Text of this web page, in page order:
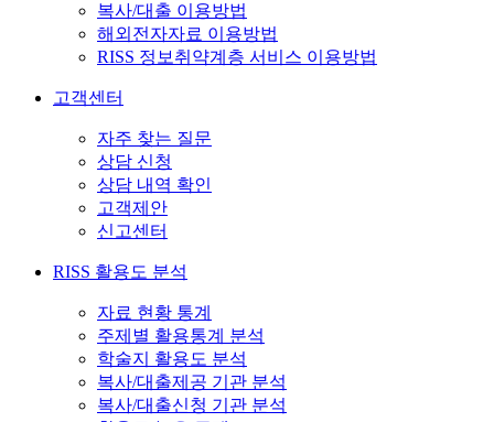
복사/대출 이용방법
해외전자자료 이용방법
RISS 정보취약계층 서비스 이용방법
고객센터
자주 찾는 질문
상담 신청
상담 내역 확인
고객제안
신고센터
RISS 활용도 분석
자료 현황 통계
주제별 활용통계 분석
학술지 활용도 분석
복사/대출제공 기관 분석
복사/대출신청 기관 분석